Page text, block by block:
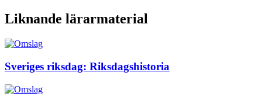
Liknande lärarmaterial
Sveriges riksdag: Riksdagshistoria